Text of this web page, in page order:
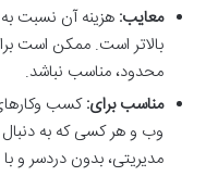
معایب:
بالاتر است. ممکن است
محدود، مناسب نباشد.
مناسب برای:کسب
وب و هر کسی که به
مدیریتی، بدون دردسر و